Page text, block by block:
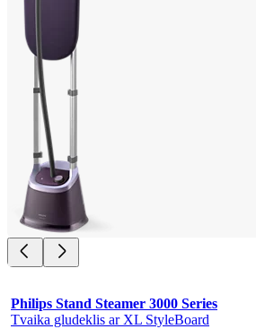
Philips Stand Steamer 3000 Series
Tvaika gludeklis ar XL StyleBoard